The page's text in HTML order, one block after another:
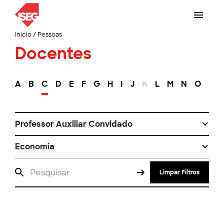
Início/ Pessoas
Docentes
A B C D E F G H I J K L M N O
Professor Auxiliar Convidado
Economia
Limpar Filtros